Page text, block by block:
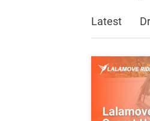
Latest